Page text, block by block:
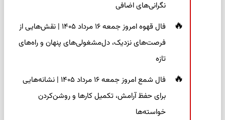
نگرانی‌های اضافی
فال قهوه امروز جمعه ۱۶ مرداد ۱۴۰۵ | نقش‌هایی از
فرصت‌های نزدیک، دل‌مشغولی‌های پنهان و راه‌های
تازه
فال شمع امروز جمعه ۱۶ مرداد ۱۴۰۵ | نشانه‌هایی
برای حفظ آرامش، تکمیل کارها و روشن‌کردن
خواسته‌ها